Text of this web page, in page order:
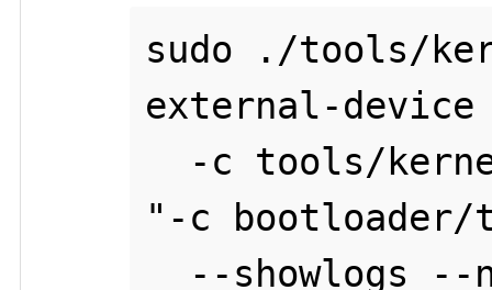
sudo ./tools/
external-device
"-c